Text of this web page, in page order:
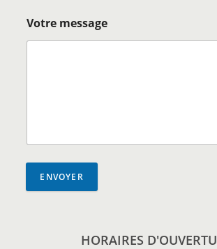
Votre message
ENVOYER
HORAIRES